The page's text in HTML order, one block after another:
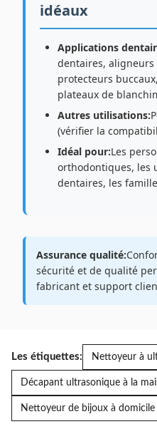
idéaux
Applications
dentaires,
protecteurs
plateaux de
Autres utilisations:
(vérifier la
Idéal pour:Les
orthodontiques, les
dentaires, les
Assurance qualité:
sécurité et de qualité
fabricant et support
Les étiquettes: Nettoyeur à
Décapant ultrasonique à la
Nettoyeur de bijoux à domicile